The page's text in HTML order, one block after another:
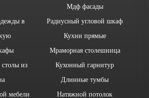
Мдф фасады
в
из
мебели
Радиусный угловой шкаф
Кухни прямые
Мраморная столешница
Кухонный гарнитур
Длинные тумбы
Натяжной потолок